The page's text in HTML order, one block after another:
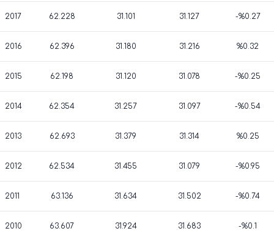
2017 62.228 31.101 31.127 -%0.27
2016 62.396 31.180 31.216 %0.32
2015 62.198 31.120 31.078 -%0.25
2014 62.354 31.257 31.097 -%0.54
2013 62.693 31.379 31.314 %0.25
2012 62.534 31.455 31.079 -%0.95
2011 63.136 31.634 31.502 -%0.74
2010 63.607 31.924 31.683 -%0.1